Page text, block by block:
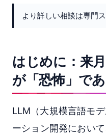
より詳しい相談は専門ス
はじめに：来
が「恐怖」で
LLM（大規模言語モ
ーション開発におい